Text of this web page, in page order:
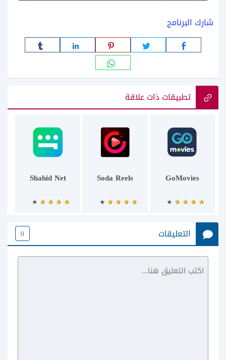
شارك البرنامج
تطبيقات ذات علاقة
GoMovies
Soda Reels
Shahid Net
Loklok Dramas
التعليقات 0